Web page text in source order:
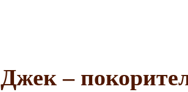
Джек –